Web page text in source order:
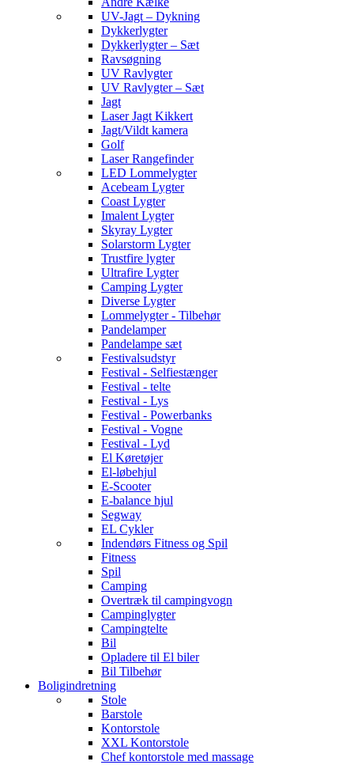
UV-Jagt – Dykning
Dykkerlygter
Dykkerlygter – Sæt
Ravsøgning
UV Ravlygter
UV Ravlygter – Sæt
Jagt
Laser Jagt Kikkert
Jagt/Vildt kamera
Golf
Laser Rangefinder
LED Lommelygter
Acebeam Lygter
Coast Lygter
Imalent Lygter
Skyray Lygter
Solarstorm Lygter
Trustfire lygter
Ultrafire Lygter
Camping Lygter
Diverse Lygter
Lommelygter - Tilbehør
Pandelamper
Pandelampe sæt
Festivalsudstyr
Festival - Selfiestænger
Festival - telte
Festival - Lys
Festival - Powerbanks
Festival - Vogne
Festival - Lyd
El Køretøjer
El-løbehjul
E-Scooter
E-balance hjul
Segway
EL Cykler
Indendørs Fitness og Spil
Fitness
Spil
Camping
Overtræk til campingvogn
Campinglygter
Campingtelte
Bil
Opladere til El biler
Bil Tilbehør
Boligindretning
Stole
Barstole
Kontorstole
XXL Kontorstole
Chef kontorstole med massage